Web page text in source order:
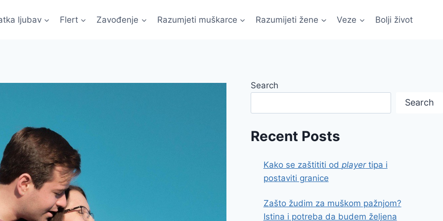
ljubav Flert Zavođenje Razumjeti muškarce Razumijeti žene Veze Bolji život
Search
Search
Recent Posts
Kako se zaštititi od playertipa i
postaviti granice
Zašto žudim za muškom pažnjom?
Istina i potreba da budem željena